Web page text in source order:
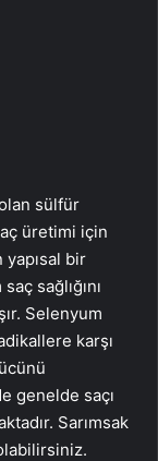
sülfür
üretimi için
bir
sağlığını
Selenyum
karşı
genelde saçı
Sarımsak